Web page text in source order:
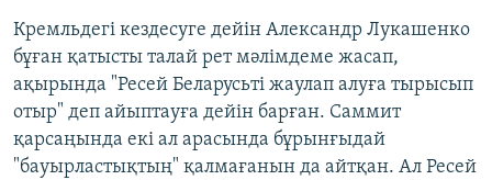
Кремльдегі кездесуге дейін Александр Лукашенко
бұған қатысты талай рет мәлімдеме жасап,
ақырында "Ресей Беларусьті жаулап алуға тырысып
отыр" деп айыптауға дейін барған. Саммит
қарсаңында екі ал арасында бұрынғыдай
"бауырластықтың" қалмағанын да айтқан. Ал Ресей